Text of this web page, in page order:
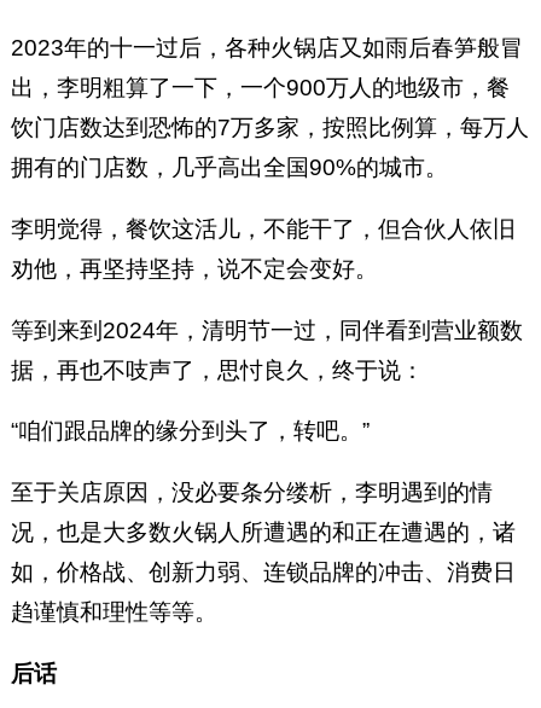
2023年的十一过后，各种火锅店又如雨后春笋般冒
出，李明粗算了一下，一个900万人的地级市，餐
饮门店数达到恐怖的7万多家，按照比例算，每万人
拥有的门店数，几乎高出全国90%的城市。
李明觉得，餐饮这活儿，不能干了，但合伙人依旧
劝他，再坚持坚持，说不定会变好。
等到来到2024年，清明节一过，同伴看到营业额数
据，再也不吱声了，思忖良久，终于说：
“咱们跟品牌的缘分到头了，转吧。”
至于关店原因，没必要条分缕析，李明遇到的情
况，也是大多数火锅人所遭遇的和正在遭遇的，诸
如，价格战、创新力弱、连锁品牌的冲击、消费日
趋谨慎和理性等等。
后话